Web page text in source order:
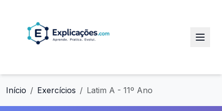
Início Exercícios Latim A - 11º Ano